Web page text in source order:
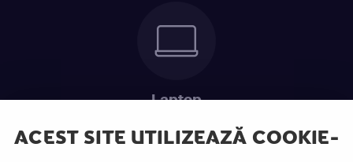
ACEST SITE UTILIZEAZĂ COOKIE-
Laptop